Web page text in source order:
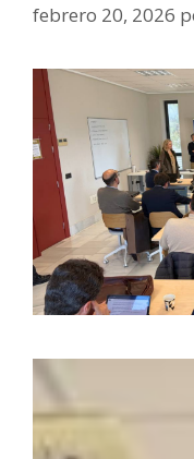
febrero 20, 2026